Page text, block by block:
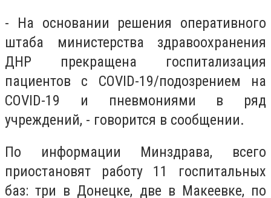
- На основании решения оперативного
штаба министерства здравоохранения
ДНР прекращена госпитализация
пациентов с COVID-19/подозрением на
COVID-19 и пневмониями в ряд
учреждений, - говорится в сообщении.
По информации Минздрава, всего
приостановят работу 11 госпитальных
баз: три в Донецке, две в Макеевке, по